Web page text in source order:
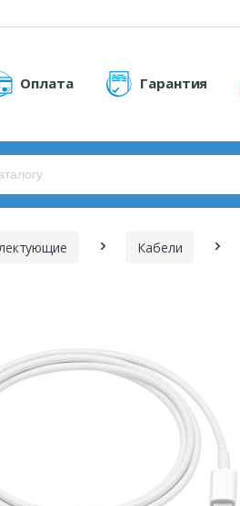
Оплата Гарантия
Кабели